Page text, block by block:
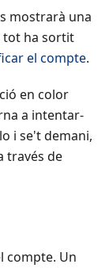
mostrarà una
tot ha sortit
el compte.
en color
a intentar-
i se't demani,
través de
compte. Un